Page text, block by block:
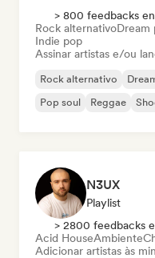
> 800 feedbacks
Rock alternativoDream
Indie pop
Assinar artistas e/ou
Rock alternativo
Pop soul
Reggae
N3UX
Playlist
> 2800 feedbacks
Acid HouseAmbiente
Adicionar artistas às